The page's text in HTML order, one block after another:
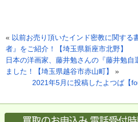
« 以前お売り頂いたインド密教に関する
者』をご紹介！【埼玉県新座市北野】
日本の洋画家、藤井勉さんの『藤井勉自
ました！【埼玉県越谷市赤山町】
»
2021年5月に投稿したよつば【